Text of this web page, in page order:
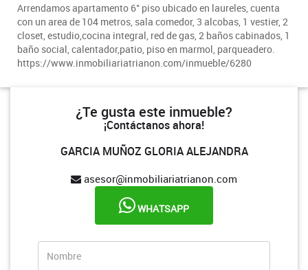
Arrendamos apartamento 6° piso ubicado en laureles, cuenta
con un area de 104 metros, sala comedor, 3 alcobas, 1 vestier, 2
closet, estudio,cocina integral, red de gas, 2 baños cabinados, 1
baño social, calentador,patio, piso en marmol, parqueadero.
https://www.inmobiliariatrianon.com/inmueble/6280
¿Te gusta este inmueble?
¡Contáctanos ahora!
GARCIA MUÑOZ GLORIA ALEJANDRA
asesor@inmobiliariatrianon.com
WHATSAPP